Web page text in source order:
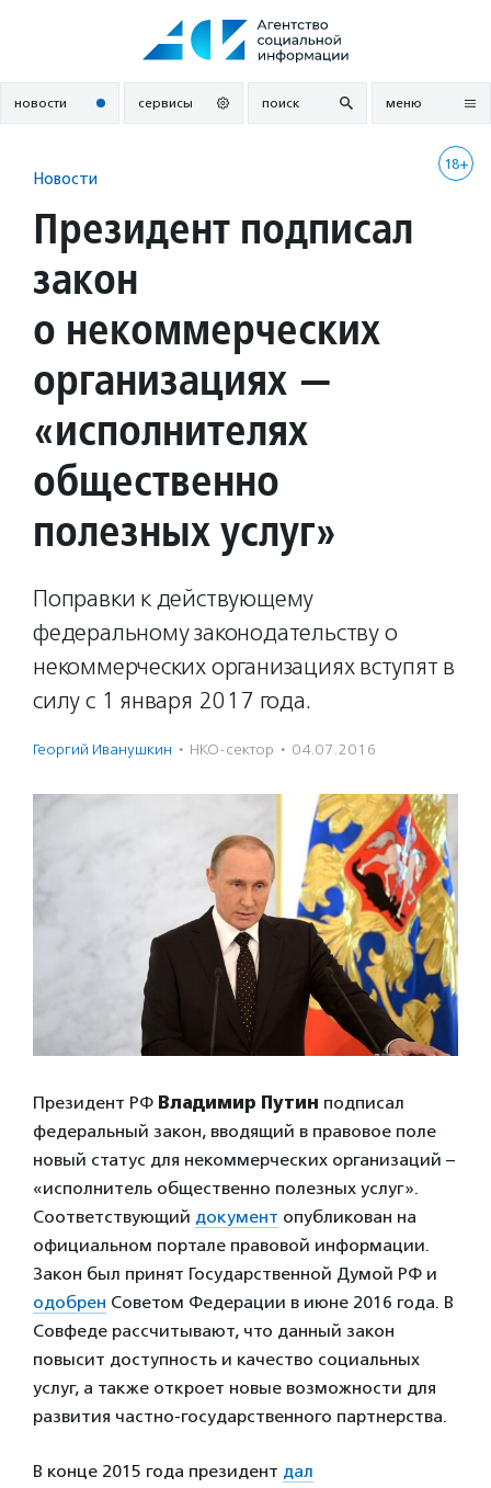
новости сервисы поиск меню
18+
Новости
Президент подписал
закон
о некоммерческих
организациях —
«исполнителях
общественно
полезных услуг»
Поправки к действующему
федеральному законодательству о
некоммерческих организациях вступят в
силу с 1 января 2017 года.
Георгий Иванушкин · НКО-сектор · 04.07.2016
Президент РФ Владимир Путин подписал
федеральный закон, вводящий в правовое поле
новый статус для некоммерческих организаций –
«исполнитель общественно полезных услуг».
Соответствующий документ опубликован на
официальном портале правовой информации.
Закон был принят Государственной Думой РФ и
одобрен Советом Федерации в июне 2016 года. В
Совфеде рассчитывают, что данный закон
повысит доступность и качество социальных
услуг, а также откроет новые возможности для
развития частно-государственного партнерства.
В конце 2015 года президент дал